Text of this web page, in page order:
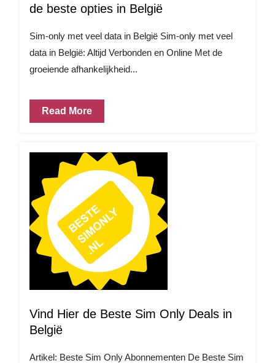
de beste opties in België
Sim-only met veel data in België Sim-only met veel
data in België: Altijd Verbonden en Online Met de
groeiende afhankelijkheid...
Read More
Vind Hier de Beste Sim Only Deals in
België
Artikel: Beste Sim Only Abonnementen De Beste Sim